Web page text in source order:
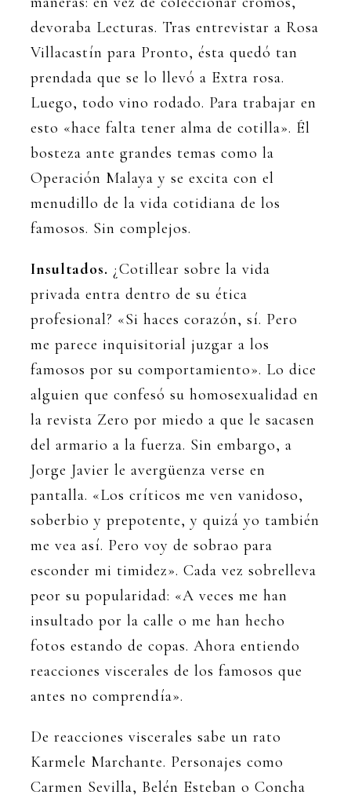
devoraba Lecturas. Tras entrevistar a Rosa
Villacastín para Pronto, ésta quedó tan
prendada que se lo llevó a Extra rosa.
Luego, todo vino rodado. Para trabajar en
esto «hace falta tener alma de cotilla». Él
bosteza ante grandes temas como la
Operación Malaya y se excita con el
menudillo de la vida cotidiana de los
famosos. Sin complejos.
Insultados. ¿Cotillear sobre la vida
privada entra dentro de su ética
profesional? «Si haces corazón, sí. Pero
me parece inquisitorial juzgar a los
famosos por su comportamiento». Lo dice
alguien que confesó su homosexualidad en
la revista Zero por miedo a que le sacasen
del armario a la fuerza. Sin embargo, a
Jorge Javier le avergüenza verse en
pantalla. «Los críticos me ven vanidoso,
soberbio y prepotente, y quizá yo también
me vea así. Pero voy de sobrao para
esconder mi timidez». Cada vez sobrelleva
peor su popularidad: «A veces me han
insultado por la calle o me han hecho
fotos estando de copas. Ahora entiendo
reacciones viscerales de los famosos que
antes no comprendía».
De reacciones viscerales sabe un rato
Karmele Marchante. Personajes como
Carmen Sevilla, Belén Esteban o Concha